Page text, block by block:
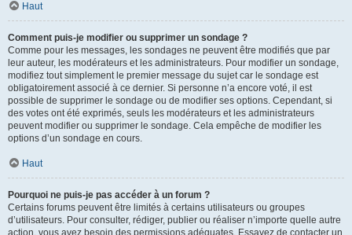
Haut
Comment puis-je modifier ou supprimer un sondage ?
Comme pour les messages, les sondages ne peuvent être modifiés que par
leur auteur, les modérateurs et les administrateurs. Pour modifier un sondage,
modifiez tout simplement le premier message du sujet car le sondage est
obligatoirement associé à ce dernier. Si personne n’a encore voté, il est
possible de supprimer le sondage ou de modifier ses options. Cependant, si
des votes ont été exprimés, seuls les modérateurs et les administrateurs
peuvent modifier ou supprimer le sondage. Cela empêche de modifier les
options d’un sondage en cours.
Haut
Pourquoi ne puis-je pas accéder à un forum ?
Certains forums peuvent être limités à certains utilisateurs ou groupes
d’utilisateurs. Pour consulter, rédiger, publier ou réaliser n’importe quelle autre
action, vous avez besoin des permissions adéquates. Essayez de contacter un